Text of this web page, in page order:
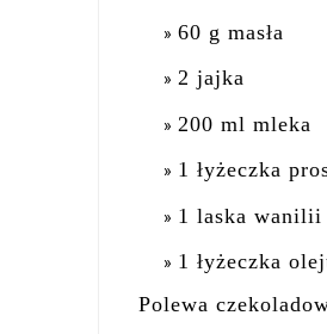
60 g masła
2 jajka
200 ml mleka
1 łyżeczka
1 laska wanilii
1 łyżeczka
Polewa